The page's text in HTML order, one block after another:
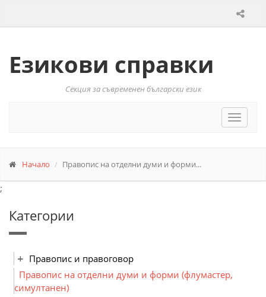
Езикови справки
Секция за съвременен български език
Toggle
Начало Правопис на отделни думи и форми...
;
Категории
Правопис и правоговор
Правопис на отделни думи и форми (флумастер,
симултанен)